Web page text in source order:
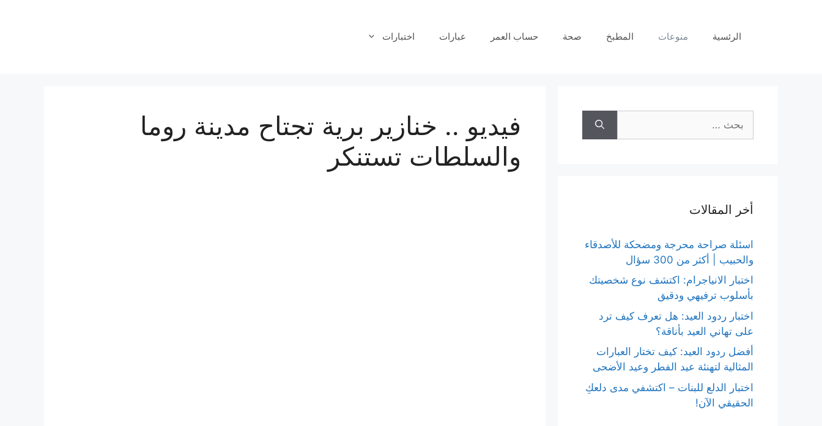
الرئسية منوعات المطبخ صحة حساب العمر عبارات اختبارات
فيديو .. خنازير برية تجتاح مدينة روما
والسلطات تستنكر
عن:
أخر المقالات
اسئلة صراحة محرجة ومضحكة للأصدقاء
والحبيب | أكثر من 300 سؤال
اختبار الانياجرام: اكتشف نوع شخصيتك
بأسلوب ترفيهي ودقيق
اختبار ردود العيد: هل تعرف كيف ترد
على تهاني العيد بأناقة؟
أفضل ردود العيد: كيف تختار العبارات
المثالية لتهنئة عيد الفطر وعيد الأضحى
اختبار الدلع للبنات – اكتشفي مدى دلعكِ
الحقيقي الآن!